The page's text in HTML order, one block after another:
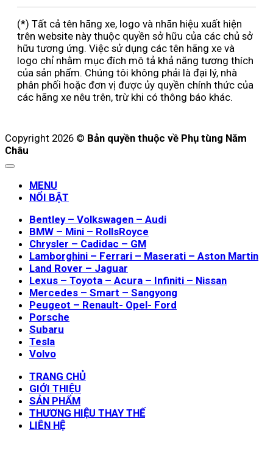
(*) Tất cả tên hãng xe, logo và nhãn hiệu xuất hiện
trên website này thuộc quyền sở hữu của các chủ sở
hữu tương ứng. Việc sử dụng các tên hãng xe và
logo chỉ nhằm mục đích mô tả khả năng tương thích
của sản phẩm. Chúng tôi không phải là đại lý, nhà
phân phối hoặc đơn vị được ủy quyền chính thức của
các hãng xe nêu trên, trừ khi có thông báo khác.
Copyright 2026 © Bản quyền thuộc về Phụ tùng Năm
Châu
MENU
NỔI BẬT
Bentley – Volkswagen – Audi
BMW – Mini – RollsRoyce
Chrysler – Cadidac – GM
Lamborghini – Ferrari – Maserati – Aston Martin
Land Rover – Jaguar
Lexus – Toyota – Acura – Infiniti – Nissan
Mercedes – Smart – Sangyong
Peugeot – Renault- Opel- Ford
Porsche
Subaru
Tesla
Volvo
TRANG CHỦ
GIỚI THIỆU
SẢN PHẨM
THƯƠNG HIỆU THAY THẾ
LIÊN HỆ